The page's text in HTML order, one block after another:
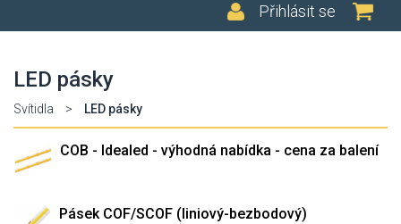
Přihlásit se
LED pásky
Svítidla > LED pásky
COB - Idealed - výhodná nabídka - cena za balení
Pásek COF/SCOF (liniový-bezbodový)